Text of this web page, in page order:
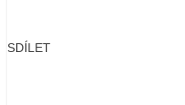
SDÍLET